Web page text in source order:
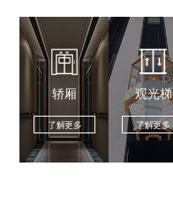
轿厢
了解更多
观光梯
了解更多